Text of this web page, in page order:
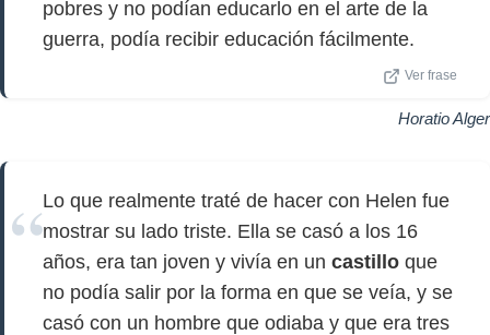
pobres y no podían educarlo en el arte de la
guerra, podía recibir educación fácilmente.
Ver frase
Horatio Alger
Lo que realmente traté de hacer con Helen fue
mostrar su lado triste. Ella se casó a los 16
años, era tan joven y vivía en un castillo que
no podía salir por la forma en que se veía, y se
casó con un hombre que odiaba y que era tres